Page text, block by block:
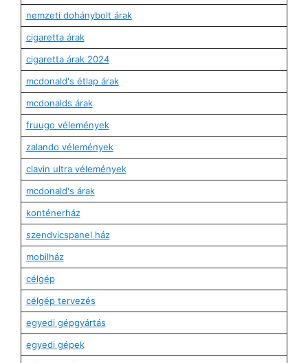
nemzeti dohánybolt árak
cigaretta árak
cigaretta árak 2024
mcdonald's étlap árak
mcdonalds árak
fruugo vélemények
zalando vélemények
clavin ultra vélemények
mcdonald's árak
konténerház
szendvicspanel ház
mobilház
célgép
célgép tervezés
egyedi gépgyártás
egyedi gépek